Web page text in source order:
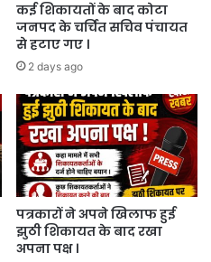
कई शिकायतों के बाद कोटा
जनपद के चर्चित सचिव पंचायत
से हटाए गए ।
2 days ago
पत्रकारों ने अपने खिलाफ हुई
झुठी शिकायत के बाद रखा
अपना पक्ष ।